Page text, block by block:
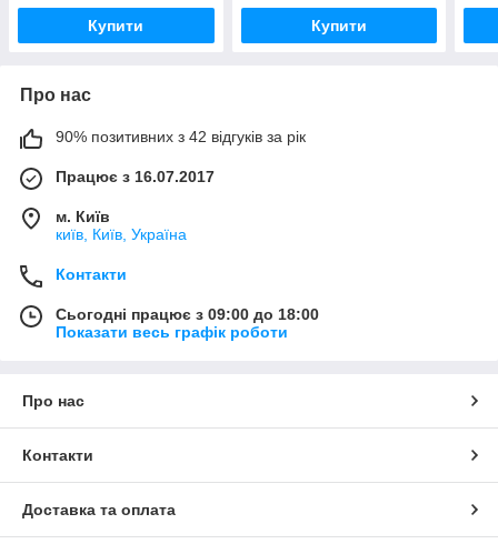
Купити Купити
Про нас
90% позитивних з 42 відгуків за рік
Працює з 16.07.2017
м. Київ
київ, Київ, Україна
Контакти
Сьогодні працює з 09:00 до 18:00
Показати весь графік роботи
Про нас
Контакти
Доставка та оплата